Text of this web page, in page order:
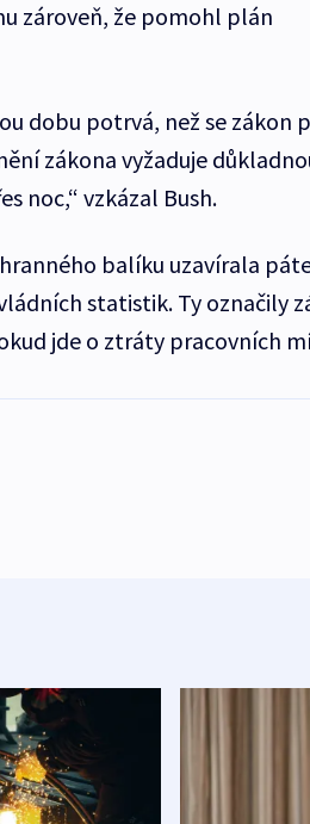
zároveň, že pomohl plán
dobu potrvá, než se zákon
zákona vyžaduje
noc,“ vzkázal Bush.
balíku uzavírala
statistik. Ty označily
jde o ztráty pracovních